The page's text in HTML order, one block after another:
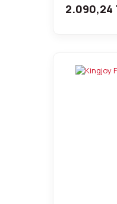
2.090,24